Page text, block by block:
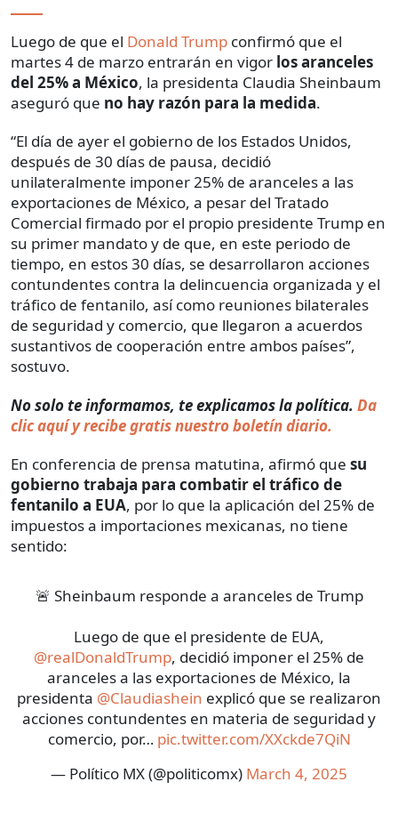
Luego de que el Donald Trump confirmó que el
martes 4 de marzo entrarán en vigor los aranceles
del 25% a México, la presidenta Claudia Sheinbaum
aseguró que no hay razón para la medida.
“El día de ayer el gobierno de los Estados Unidos,
después de 30 días de pausa, decidió
unilateralmente imponer 25% de aranceles a las
exportaciones de México, a pesar del Tratado
Comercial firmado por el propio presidente Trump en
su primer mandato y de que, en este periodo de
tiempo, en estos 30 días, se desarrollaron acciones
contundentes contra la delincuencia organizada y el
tráfico de fentanilo, así como reuniones bilaterales
de seguridad y comercio, que llegaron a acuerdos
sustantivos de cooperación entre ambos países”,
sostuvo.
No solo te informamos, te explicamos la política. Da
clic aquí y recibe gratis nuestro boletín diario.
En conferencia de prensa matutina, afirmó que su
gobierno trabaja para combatir el tráfico de
fentanilo a EUA, por lo que la aplicación del 25% de
impuestos a importaciones mexicanas, no tiene
sentido:
🚨 Sheinbaum responde a aranceles de Trump
Luego de que el presidente de EUA,
@realDonaldTrump, decidió imponer el 25% de
aranceles a las exportaciones de México, la
presidenta @Claudiashein explicó que se realizaron
acciones contundentes en materia de seguridad y
comercio, por… pic.twitter.com/XXckde7QiN
— Político MX (@politicomx) March 4, 2025